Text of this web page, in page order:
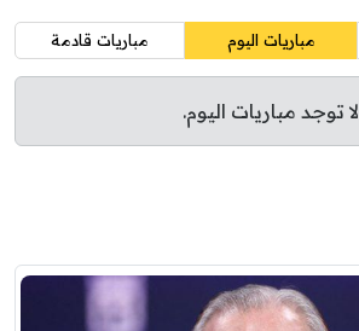
مباريات اليوم مباريات قادمة
لا توجد مباريات اليوم.